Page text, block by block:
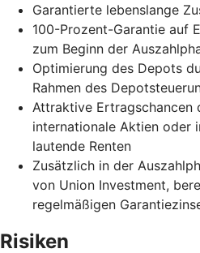
Garantierte lebenslange
100-Prozent-Garantie auf
zum Beginn der
Optimierung des Depots
Rahmen des
Attraktive Ertragschancen
internationale Aktien oder
lautende Renten
Zusätzlich in der
von Union Investment,
regelmäßigen
Risiken